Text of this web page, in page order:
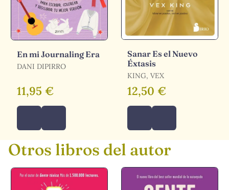
En mi Journaling Era
DANI DIPIRRO
11,95 €
Sanar Es el Nuevo
Éxtasis
KING, VEX
12,50 €
Otros libros del autor